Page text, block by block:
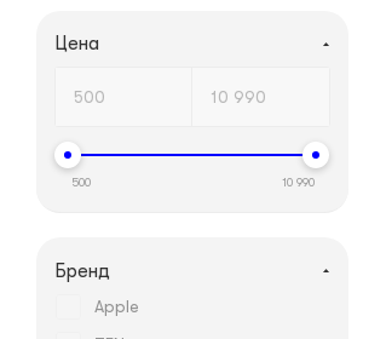
Цена
500 10 990
Бренд
Apple